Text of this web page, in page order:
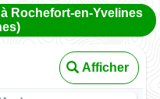
Rochefort-en-Yvelines
Afficher